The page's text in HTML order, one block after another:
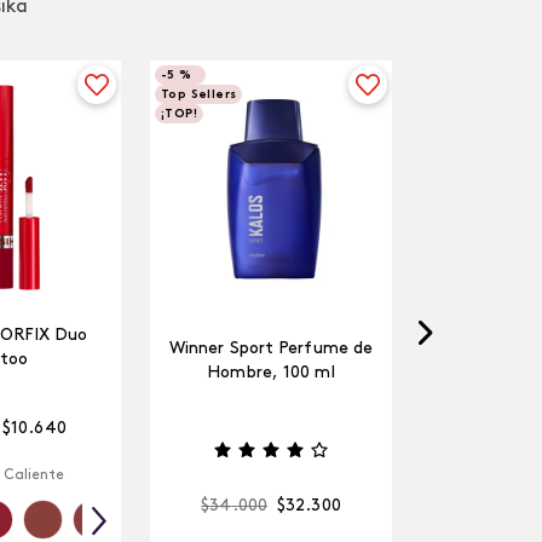
Duo
$10 .640
Caliente
-5 %
Top Sellers
¡TOP!
Winner Sport Perfume de
Hombre, 100 ml
$34.000 $32 .300